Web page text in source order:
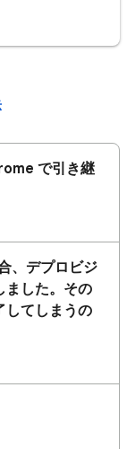
で引き継
、デプロビジ
ました。その
してしまうの